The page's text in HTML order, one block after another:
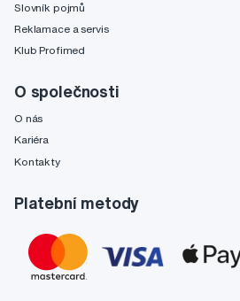
Slovník pojmů
Reklamace a servis
Klub Profimed
O společnosti
O nás
Kariéra
Kontakty
Platební metody